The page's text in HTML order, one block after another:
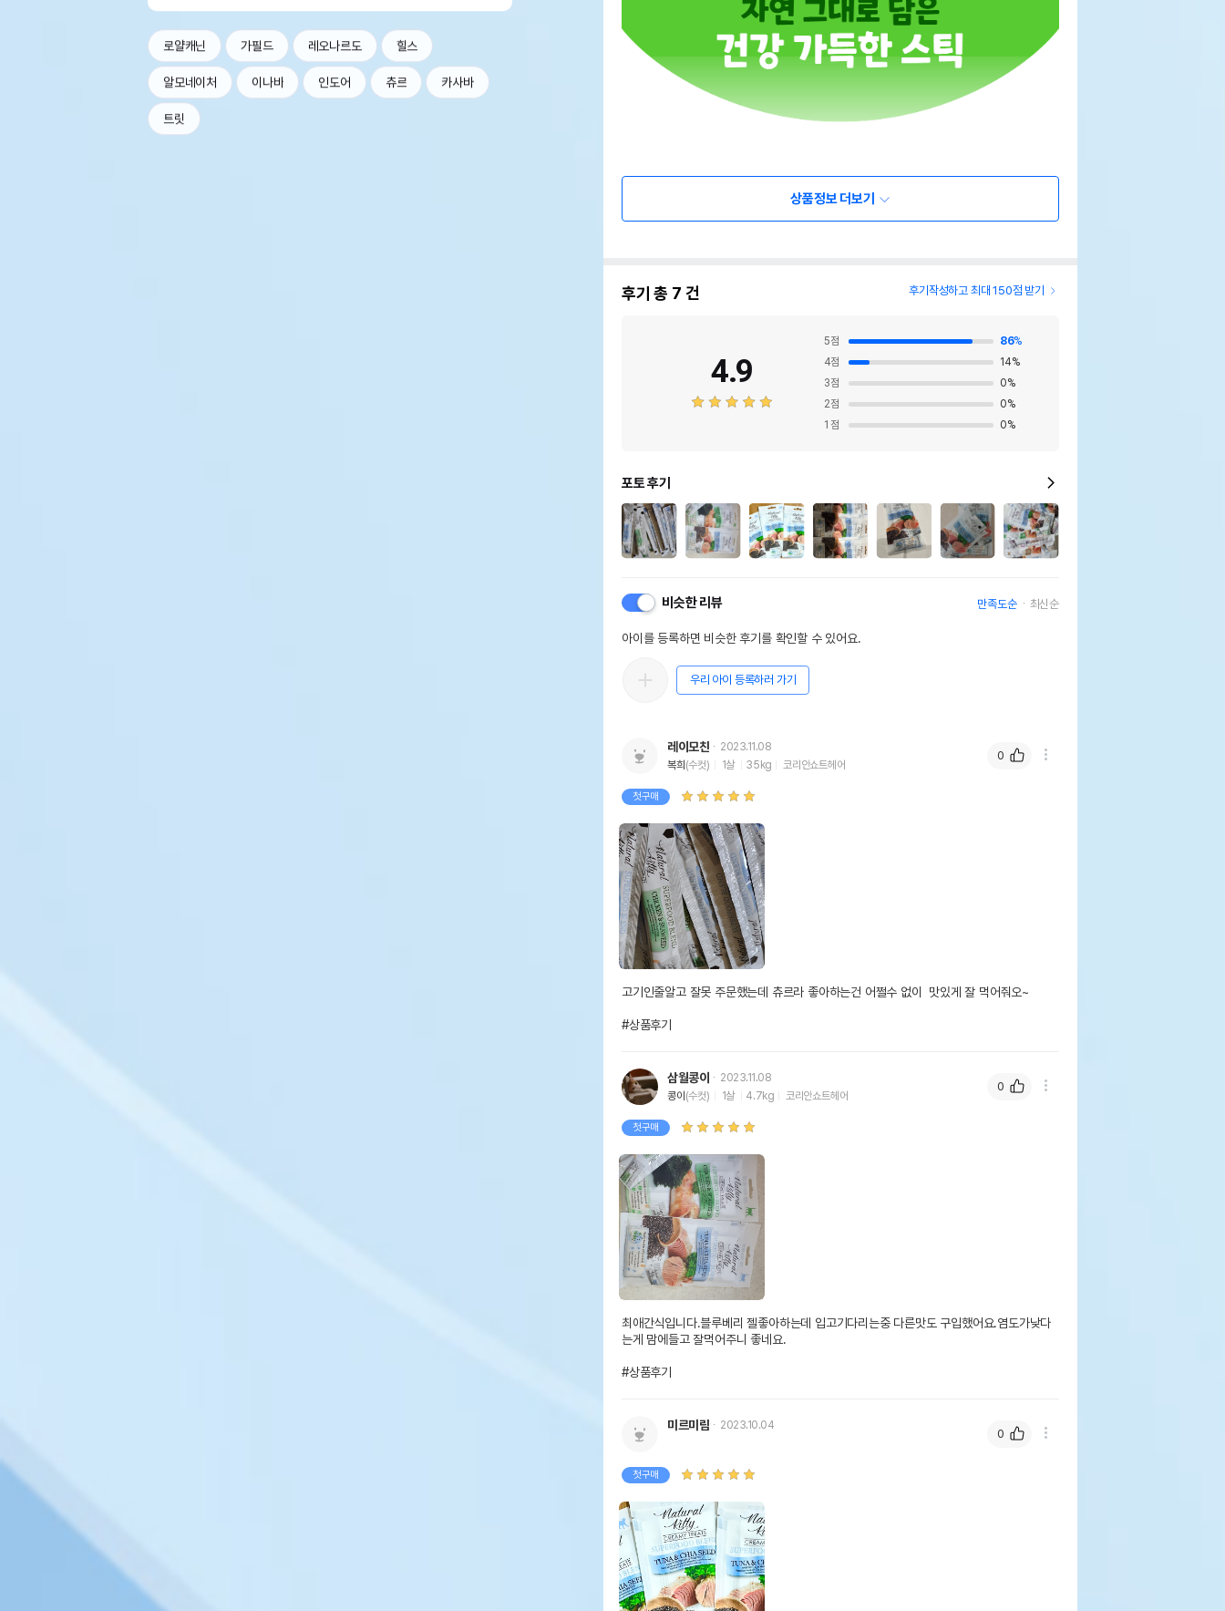
로얄캐닌 가필드 레오나르도 힐스
알모네이처 이나바 인도어 츄르 카사바
트릿
상품정보 더보기
후기 총 7 건 후기작성하고 최대 150점 받기
4.9
5점 86%
4점 14%
3점 0%
2점 0%
1 점 0%
포토 후기
비슷한 리뷰 만족도순 최신순
아이를 등록하면 비슷한 후기를 확인할 수 있어요.
우리 아이 등록하러 가기
레이모친
2023.11.08
복희(수컷) 1살 35kg 코리안쇼트헤어
첫구매
고기인줄알고 잘못 주문했는데 츄르라 좋아하는건 어쩔수 없이  맛있게 잘 먹어줘오~
#상품후기
0
삼월콩이
2023.11.08
콩이(수컷) 1살 4.7kg 코리안쇼트헤어
첫구매
최애간식입니다.블루베리 젤좋아하는데 입고기다리는중 다른맛도 구입했어요.염도가낮다
는게 맘에들고 잘먹어주니 좋네요.
#상품후기
0
미르미림 2023.10.04
첫구매
0